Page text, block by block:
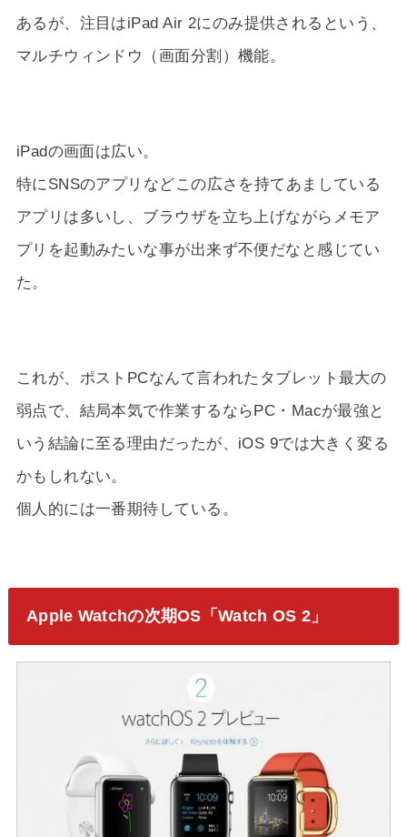
あるが、注目はiPad Air 2にのみ提供されるという、
マルチウィンドウ（画面分割）機能。
iPadの画面は広い。
特にSNSのアプリなどこの広さを持てあましている
アプリは多いし、ブラウザを立ち上げながらメモア
プリを起動みたいな事が出来ず不便だなと感じてい
た。
これが、ポストPCなんて言われたタブレット最大の
弱点で、結局本気で作業するならPC・Macが最強と
いう結論に至る理由だったが、iOS 9では大きく変る
かもしれない。
個人的には一番期待している。
Apple Watchの次期OS「Watch OS 2」